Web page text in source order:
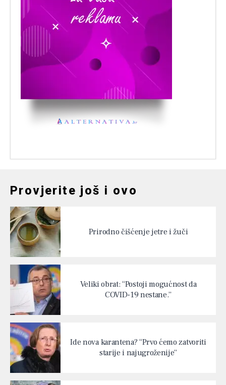
Provjerite još i ovo
Prirodno čišćenje jetre i žuči
Veliki obrat: “Postoji mogućnost da
COVID-19 nestane.”
Ide nova karantena? “Prvo ćemo zatvoriti
starije i najugroženije”